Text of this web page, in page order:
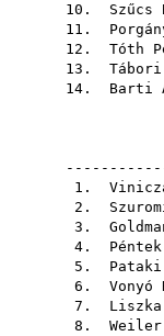
10. Szűcs
11.
12. Tóth
13.
14. Barti
1.
2.
3.
4.
5.
6. Vonyó
7.
8.